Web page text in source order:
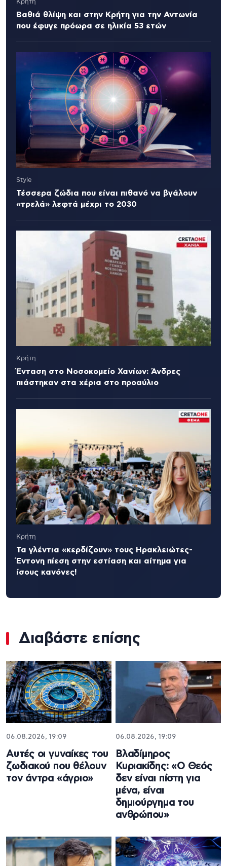
Κρήτη
Βαθιά θλίψη και στην Κρήτη για την Αντωνία
που έφυγε πρόωρα σε ηλικία 53 ετών
Style
Τέσσερα ζώδια που είναι πιθανό να βγάλουν
«τρελά» λεφτά μέχρι το 2030
Κρήτη
Ένταση στο Νοσοκομείο Χανίων: Άνδρες
πιάστηκαν στα χέρια στο προαύλιο
Κρήτη
Τα γλέντια «κερδίζουν» τους Ηρακλειώτες-
Έντονη πίεση στην εστίαση και αίτημα για
ίσους κανόνες!
Διαβάστε επίσης
06.08.2026, 19:09
Αυτές οι γυναίκες του
ζωδιακού που θέλουν
τον άντρα «άγριο»
06.08.2026, 19:09
Βλαδίμηρος
Κυριακίδης: «Ο Θεός
δεν είναι πίστη για
μένα, είναι
δημιούργημα του
ανθρώπου»